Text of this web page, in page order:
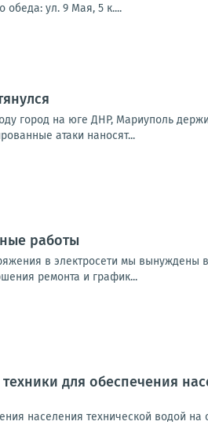
обеда: ул. 9 Мая, 5 к....
город на юге ДНР, Мариуполь
атаки наносят...
работы
в электросети мы вынуждены
ремонта и график...
для обеспечения
населения технической водой